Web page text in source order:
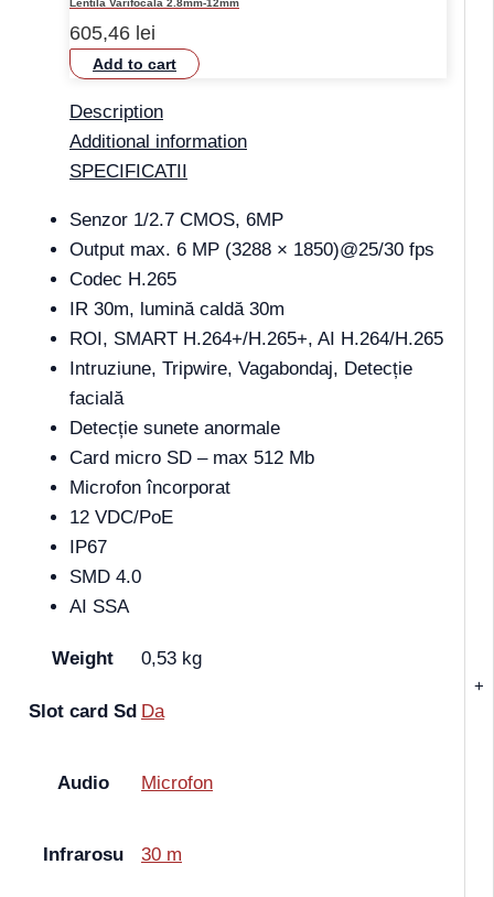
+
Lentilă Varifocală 2.8mm-12mm
605,46 lei
Add to cart
Description
Additional information
SPECIFICATII
Senzor 1/2.7 CMOS, 6MP
Output max. 6 MP (3288 × 1850)@25/30 fps
Codec H.265
IR 30m, lumină caldă 30m
ROI, SMART H.264+/H.265+, AI H.264/H.265
Intruziune, Tripwire, Vagabondaj, Detecție
facială
Detecție sunete anormale
Card micro SD – max 512 Mb
Microfon încorporat
12 VDC/PoE
IP67
SMD 4.0
AI SSA
Weight 0,53 kg
Slot card Sd Da
Audio Microfon
Infrarosu 30 m